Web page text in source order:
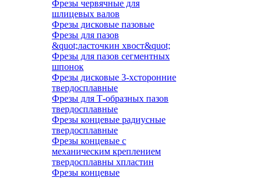
Фрезы червячные для
шлицевых валов
Фрезы дисковые пазовые
Фрезы для пазов
&quot;ласточкин хвост&quot;
Фрезы для пазов сегментных
шпонок
Фрезы дисковые 3-хсторонние
твердосплавные
Фрезы для Т-образных пазов
твердосплавные
Фрезы концевые радиусные
твердосплавные
Фрезы концевые с
механическим креплением
твердосплавны хпластин
Фрезы концевые